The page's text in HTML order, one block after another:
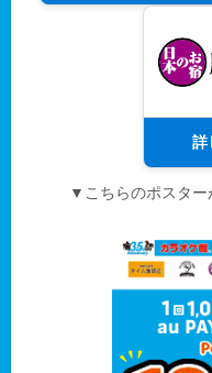
詳
▼こちらのポスター